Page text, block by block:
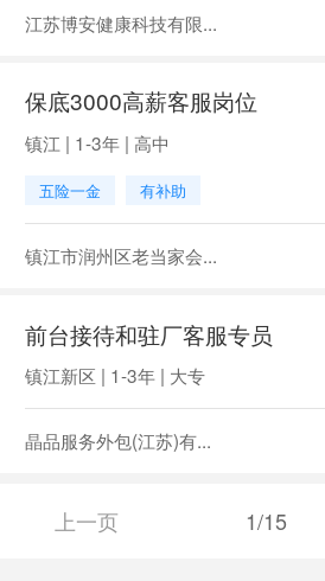
江苏博安健康科技有限...
保底3000高薪客服岗位
镇江 | 1-3年 | 高中
五险一金 有补助
镇江市润州区老当家会...
前台接待和驻厂客服专员
镇江新区 | 1-3年 | 大专
晶品服务外包(江苏)有...
上一页 1/15